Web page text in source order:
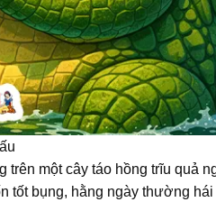
trên một cây táo hồng trĩu quả
tốt bụng, hằng ngày thường hái